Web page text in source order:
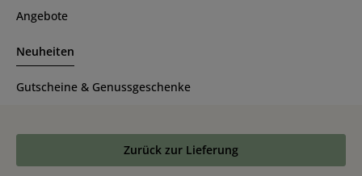
Angebote
Neuheiten
Gutscheine & Genussgeschenke
Zurück zur Lieferung